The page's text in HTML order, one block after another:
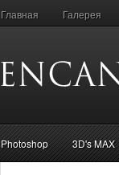
Главная Галерея
Photoshop 3D's MAX